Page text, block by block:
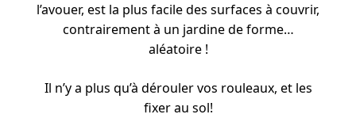
l’avouer, est la plus facile des surfaces à couvrir,
contrairement à un jardine de forme…
aléatoire !
Il n’y a plus qu’à dérouler vos rouleaux, et les
fixer au sol!